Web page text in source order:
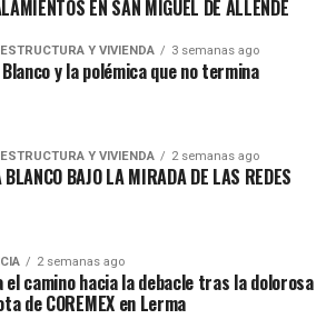
empleos. Pero eso no le importa a
está por encima de todo, incluso si
trabajo a los mismos empleados a
EN SAN MIGUEL DE ALLENDE
Y VIVIENDA 3 semanas ago
y la polémica que no termina
Y VIVIENDA 2 semanas ago
BAJO LA MIRADA DE LAS REDES
2 semanas ago
el camino hacia la debacle tras la dolorosa
de COREMEX en Lerma